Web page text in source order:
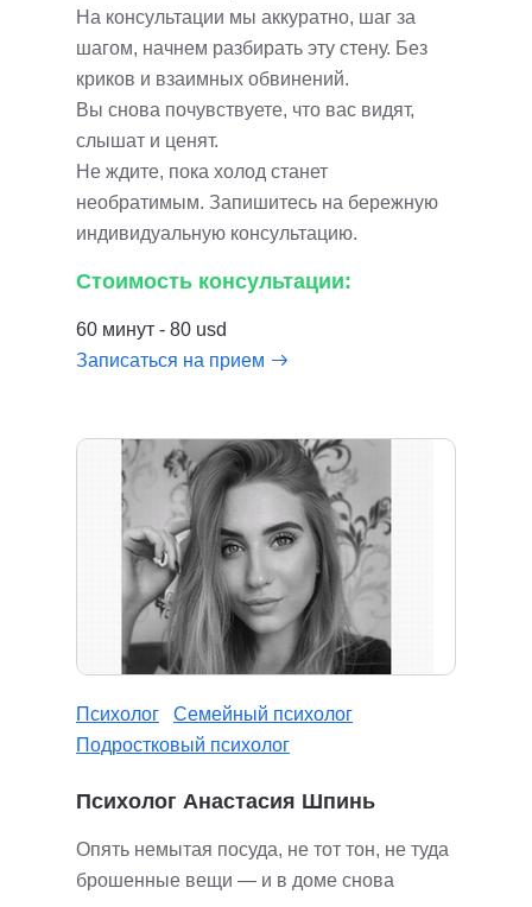
На консультации мы аккуратно, шаг за
шагом, начнем разбирать эту стену. Без
криков и взаимных обвинений.
Вы снова почувствуете, что вас видят,
слышат и ценят.
Не ждите, пока холод станет
необратимым. Запишитесь на бережную
индивидуальную консультацию.
Стоимость консультации:
60 минут - 80 usd
Записаться на прием
Психолог
Семейный психолог
Подростковый психолог
Психолог Анастасия Шпинь
Опять немытая посуда, не тот тон, не туда
брошенные вещи — и в доме снова